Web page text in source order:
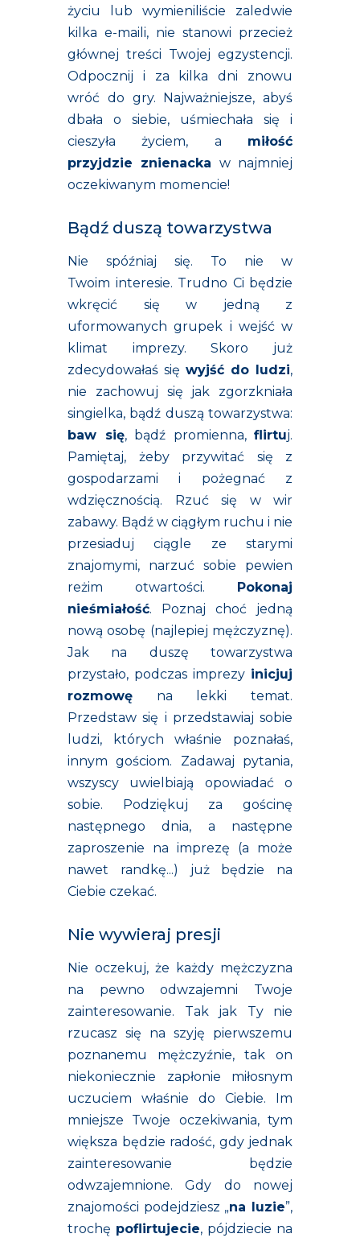
życiu lub wymieniliście zaledwie
kilka e-maili, nie stanowi przecież
głównej treści Twojej egzystencji.
Odpocznij i za kilka dni znowu
wróć do gry. Najważniejsze, abyś
dbała o siebie, uśmiechała się i
cieszyła życiem, a miłość
przyjdzie znienacka w najmniej
oczekiwanym momencie!
Bądź duszą towarzystwa
Nie spóźniaj się. To nie w
Twoim interesie. Trudno Ci będzie
wkręcić się w jedną z
uformowanych grupek i wejść w
klimat imprezy. Skoro już
zdecydowałaś się wyjść do ludzi,
nie zachowuj się jak zgorzkniała
singielka, bądź duszą towarzystwa:
baw się, bądź promienna, flirtuj.
Pamiętaj, żeby przywitać się z
gospodarzami i pożegnać z
wdzięcznością. Rzuć się w wir
zabawy. Bądź w ciągłym ruchu i nie
przesiaduj ciągle ze starymi
znajomymi, narzuć sobie pewien
reżim otwartości. Pokonaj
nieśmiałość. Poznaj choć jedną
nową osobę (najlepiej mężczyznę).
Jak na duszę towarzystwa
przystało, podczas imprezy inicjuj
rozmowę na lekki temat.
Przedstaw się i przedstawiaj sobie
ludzi, których właśnie poznałaś,
innym gościom. Zadawaj pytania,
wszyscy uwielbiają opowiadać o
sobie. Podziękuj za gościnę
następnego dnia, a następne
zaproszenie na imprezę (a może
nawet randkę...) już będzie na
Ciebie czekać.
Nie wywieraj presji
Nie oczekuj, że każdy mężczyzna
na pewno odwzajemni Twoje
zainteresowanie. Tak jak Ty nie
rzucasz się na szyję pierwszemu
poznanemu mężczyźnie, tak on
niekoniecznie zapłonie miłosnym
uczuciem właśnie do Ciebie. Im
mniejsze Twoje oczekiwania, tym
większa będzie radość, gdy jednak
zainteresowanie będzie
odwzajemnione. Gdy do nowej
znajomości podejdziesz „na luzie”,
trochę poflirtujecie, pójdziecie na